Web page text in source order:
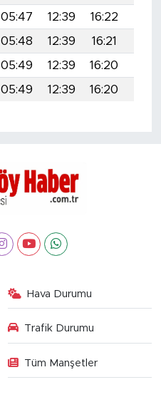
05:47 12:39 16:22
05:48 12:39 16:21
05:49 12:39 16:20
05:49 12:39 16:20
Hava Durumu
Trafik Durumu
Tüm Manşetler